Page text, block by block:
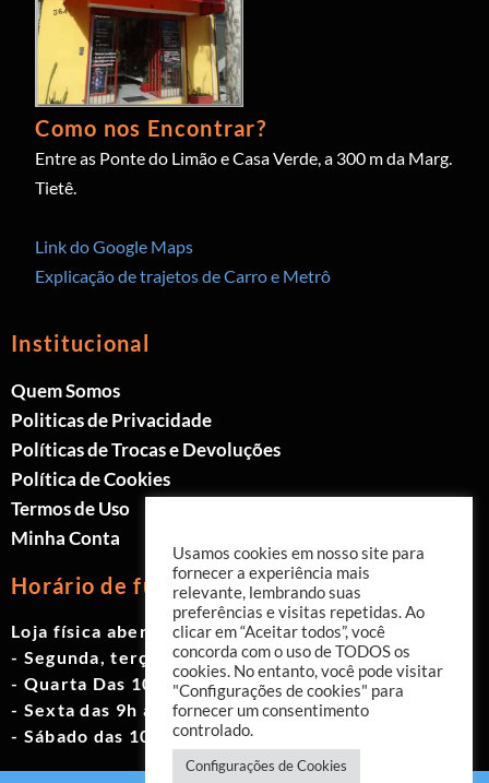
Como nos Encontrar?
Entre as Ponte do Limão e Casa Verde, a 300 m da Marg.
Tietê.
Link do Google Maps
Explicação de trajetos de Carro e Metrô
Institucional
Quem Somos
Politicas de Privacidade
Políticas de Trocas e Devoluções
Política de Cookies
Termos de Uso
Minha Conta
Horário de funcionamento
Loja física aberta de Segunda à Sábado.
- Segunda, terça e quinta das 9h às 19h
- Quarta Das 10h às 18h
- Sexta das 9h às 18h
- Sábado das 10h às 17h
Usamos cookies em nosso site para
fornecer a experiência mais
relevante, lembrando suas
preferências e visitas repetidas. Ao
clicar em “Aceitar todos”, você
concorda com o uso de TODOS os
cookies. No entanto, você pode visitar
"Configurações de cookies" para
fornecer um consentimento
controlado.
Configurações de Cookies